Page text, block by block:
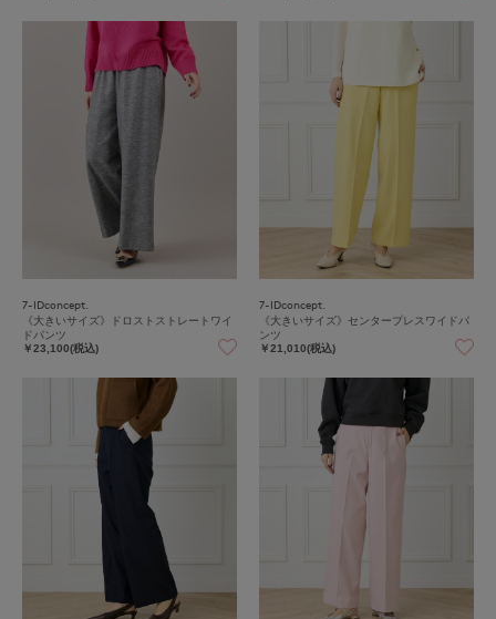
7-IDconcept.
《大きいサイズ》ドロストストレートワイ
ドパンツ
￥23,100(税込)
7-IDconcept.
《大きいサイズ》センタープレスワイドパ
ンツ
￥21,010(税込)